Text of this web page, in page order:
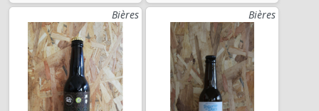
Bières
Bières